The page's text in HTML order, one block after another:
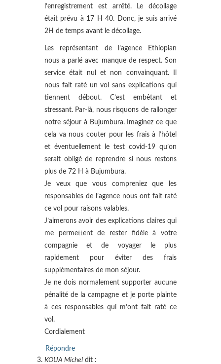
l’enregistrement est arrêté. Le décollage
était prévu à 17 H 40. Donc, je suis arrivé
2H de temps avant le décollage.
Les représentant de l’agence Ethiopian
nous a parlé avec manque de respect. Son
service était nul et non convainquant. Il
nous fait raté un vol sans explications qui
tiennent débout. C’est embêtant et
stressant. Par-là, nous risquons de rallonger
notre séjour à Bujumbura. Imaginez ce que
cela va nous couter pour les frais à l’hôtel
et éventuellement le test covid-19 qu’on
serait obligé de reprendre si nous restons
plus de 72 H à Bujumbura.
Je veux que vous compreniez que les
responsables de l’agence nous ont fait raté
ce vol pour raisons valables.
J’aimerons avoir des explications claires qui
me permettent de rester fidèle à votre
compagnie et de voyager le plus
rapidement pour éviter des frais
supplémentaires de mon séjour.
Je ne dois normalement supporter aucune
pénalité de la campagne et je porte plainte
à ces responsables qui m’ont fait raté ce
vol.
Cordialement
Répondre
KOUA Michel dit :